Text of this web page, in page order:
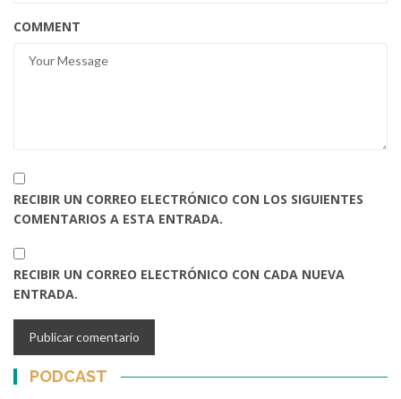
COMMENT
RECIBIR UN CORREO ELECTRÓNICO CON LOS SIGUIENTES
COMENTARIOS A ESTA ENTRADA.
RECIBIR UN CORREO ELECTRÓNICO CON CADA NUEVA
ENTRADA.
PODCAST